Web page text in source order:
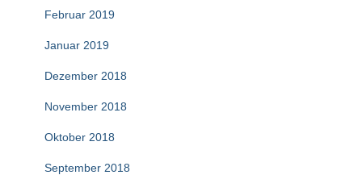
Februar 2019
Januar 2019
Dezember 2018
November 2018
Oktober 2018
September 2018